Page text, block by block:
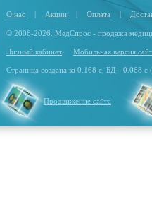
О нас | Акции | Оплата |
© 2006-2026. МедСпрос - продажа
Личный кабинет Мобильная версия
Страница создана за 0.168 с, БД - 0.068 с
Продвижение сайта